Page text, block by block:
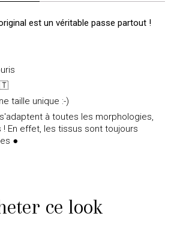
est un véritable passe partout !
taille unique :-)
à toutes les morphologies,
En effet, les tissus sont toujours
●
ce look